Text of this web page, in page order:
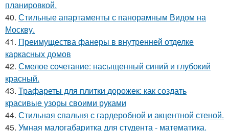
планировкой.
40. Стильные апартаменты с панорамным Видом на
Москву.
41. Преимущества фанеры в внутренней отделке
каркасных домов
42. Смелое сочетание: насыщенный синий и глубокий
красный.
43. Трафареты для плитки дорожек: как создать
красивые узоры своими руками
44. Стильная спальня с гардеробной и акцентной стеной.
45. Умная малогабаритка для студента - математика.